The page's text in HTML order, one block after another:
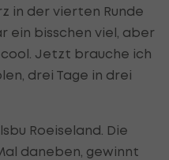
in der vierten Runde
ein bisschen viel, aber
Jetzt brauche ich
drei Tage in drei
Roeiseland. Die
daneben, gewinnt